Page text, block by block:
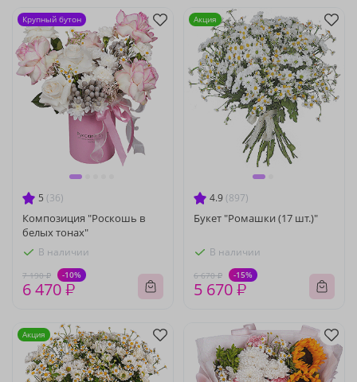
5 (36)
Композиция "Роскошь в
белых тонах"
В наличии
7 190 ₽ -10%
6 470 ₽
Крупный бутон
4.9 (897)
Букет "Ромашки (17 шт.)"
В наличии
6 670 ₽ -15%
5 670 ₽
Акция
Акция